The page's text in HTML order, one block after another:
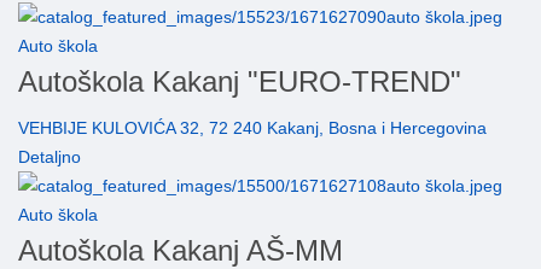
Auto škola
Autoškola Kakanj "EURO-TREND"
VEHBIJE KULOVIĆA 32, 72 240 Kakanj, Bosna i Hercegovina
Detaljno
Auto škola
Autoškola Kakanj AŠ-MM